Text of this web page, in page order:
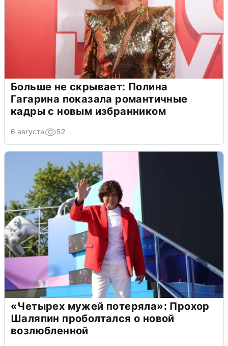
Больше не скрывает: Полина
Гагарина показала романтичные
кадры с новым избранником
6 августа 52
«Четырех мужей потеряла»: Прохор
Шаляпин проболтался о новой
возлюбленной